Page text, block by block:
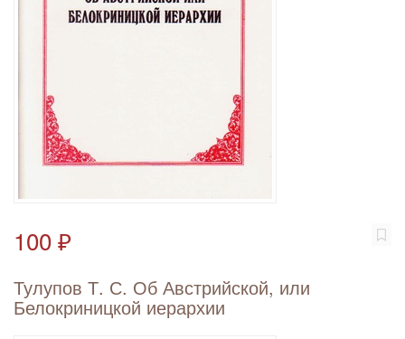
100 ₽
Тулупов Т. С. Об Австрийской, или
Белокриницкой иерархии